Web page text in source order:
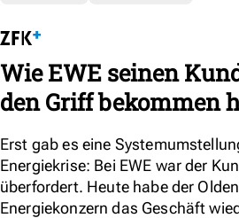
Wie EWE seinen
den Griff bekommen
Erst gab es eine
Energiekrise: Bei EWE war der
überfordert. Heute habe der
Energiekonzern das Geschäft